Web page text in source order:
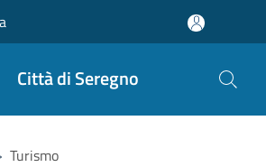
Città di Seregno
Turismo